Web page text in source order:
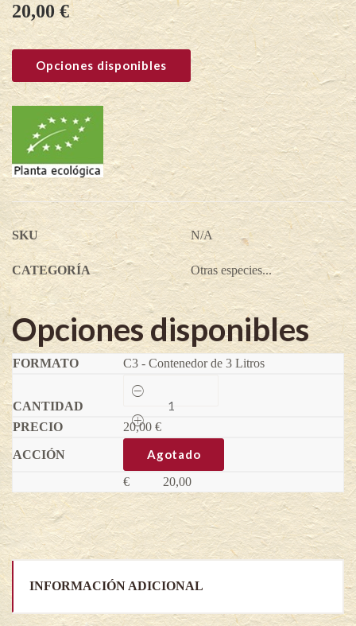
20,00€
Opciones disponibles
SKU N/A
CATEGORÍA Otras especies...
Opciones disponibles
C3 - Contenedor de 3 Litros
Banano
Dajiao
Musa
sikkimensis
x
balbisiana
quantity
20,00 €
Agotado
€ 20,00
INFORMACIÓN ADICIONAL